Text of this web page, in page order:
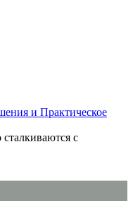
и Практическое
с